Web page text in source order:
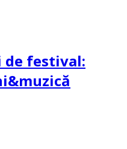
de festival: